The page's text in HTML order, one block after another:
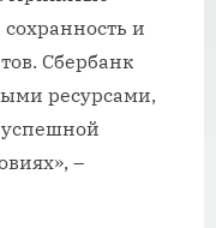
и
Сбербанк
ресурсами,
–